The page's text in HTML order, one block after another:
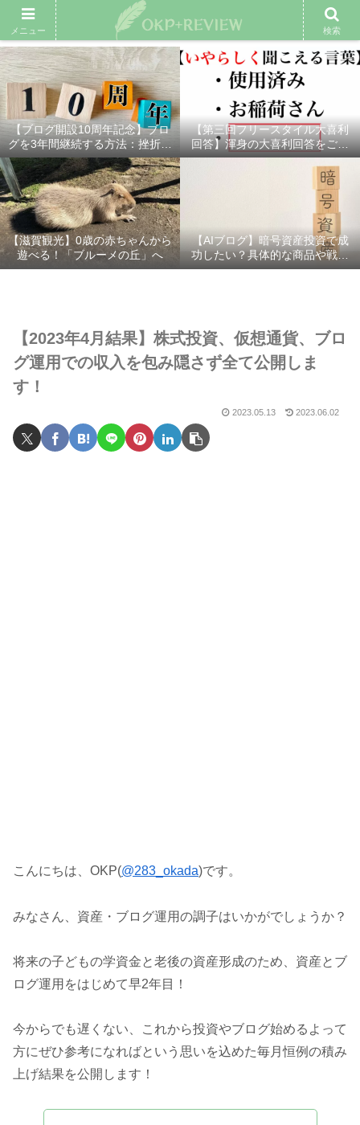
雑記ブログ プロフィール 余興動画 ベスト大喜利 スポ
【ブログ開設10周年記念】ブロ
グを3年間継続する方法：挫折し
ないための7つの秘訣
【第三回フリースタイル大喜利
回答】渾身の大喜利回答をご紹
介！
【滋賀観光】0歳の赤ちゃんから
遊べる！「ブルーメの丘」へ
【AIブログ】暗号資産投資で成
功したい？具体的な商品や戦略
を分かりやすく解説！
【2023年4月結果】株式投資、仮想通貨、ブロ
グ運用での収入を包み隠さず全て公開しま
す！
2023.05.13 2023.06.02
こんにちは、OKP(@283_okada)です。
みなさん、資産・ブログ運用の調子はいかがでしょうか？
将来の子どもの学資金と老後の資産形成のため、資産とブ
ログ運用をはじめて早2年目！
今からでも遅くない、これから投資やブログ始めるよって
方にぜひ参考になればという思いを込めた毎月恒例の積み
上げ結果を公開します！
メニュー 検索